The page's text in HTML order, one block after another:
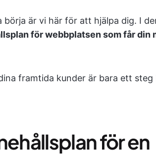
börja är vi här för att hjälpa dig. I
för webbplatsen som får din
framtida kunder är bara ett
för en